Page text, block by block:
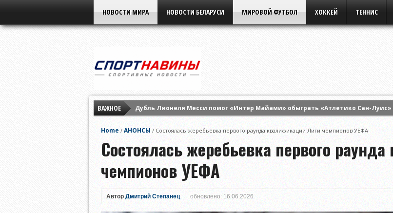
НОВОСТИ МИРА НОВОСТИ БЕЛАРУСИ МИРОВОЙ ФУТБОЛ ХОККЕЙ ТЕННИС
ВАЖНОЕ
Дубль Лионеля Месси помог «Интер Майами» обыграть «Атлетико Сан-Луис»
Home / АНОНСЫ / Состоялась жеребьевка первого раунда квалификации Лиги чемпионов УЕФА
Состоялась жеребьевка первого
чемпионов УЕФА
Автор Дмитрий Степанец обновлено: 16.06.2026